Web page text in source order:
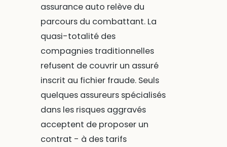
assurance auto relève du
parcours du combattant. La
quasi-totalité des
compagnies traditionnelles
refusent de couvrir un assuré
inscrit au fichier fraude. Seuls
quelques assureurs spécialisés
dans les risques aggravés
acceptent de proposer un
contrat - à des tarifs